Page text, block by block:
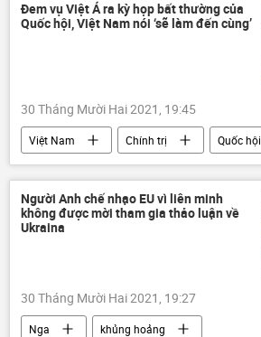
Đem vụ Việt Á ra kỳ họp bất thường của
Quốc hội, Việt Nam nói ‘sẽ làm đến cùng’
30 Tháng Mười Hai 2021, 19:45
Việt Nam Chính trị
Quốc hội
Chính phủ
Người Anh chế nhạo EU vì liên minh
không được mời tham gia thảo luận về
Ukraina
30 Tháng Mười Hai 2021, 19:27
Nga
khủng hoảng